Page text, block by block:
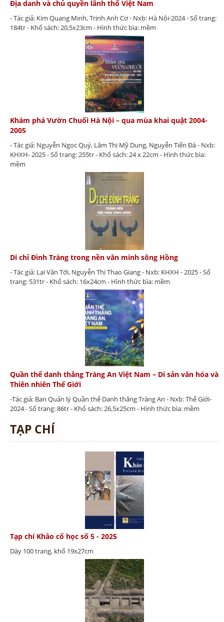
Địa danh và chủ quyền lãnh thổ Việt Nam
- Tác giả: Kim Quang Minh, Trịnh Anh Cơ - Nxb: Hà Nội-2024 - Số trang:
184tr - Khổ sách: 20,5x23cm - Hình thức bìa: mềm
Khám phá Vườn Chuối Hà Nội – qua mùa khai quật 2004-
2005
- Tác giả: Nguyễn Ngọc Quý, Lâm Thị Mỹ Dung, Nguyễn Tiến Đà - Nxb:
KHXH- 2025 - Số trang: 255tr - Khổ sách: 24 x 22cm - Hình thức bìa:
mềm
Di chỉ Đình Tràng trong nền văn minh sông Hồng
- Tác giả: Lại Văn Tới, Nguyễn Thị Thao Giang - Nxb: KHXH - 2025 - Số
trang: 531tr - Khổ sách: 16x24cm - Hình thức bìa: mềm
Quần thể danh thắng Tràng An Việt Nam – Di sản văn hóa và
Thiên nhiên Thế Giới
-Tác giả: Ban Quản lý Quần thể Danh thắng Tràng An - Nxb: Thế Giới-
2024 - Số trang: 86tr - Khổ sách: 26,5x25cm - Hình thức bìa: mềm
TẠP CHÍ
Tạp chí Khảo cổ học số 5 - 2025
Dày 100 trang, khổ 19x27cm